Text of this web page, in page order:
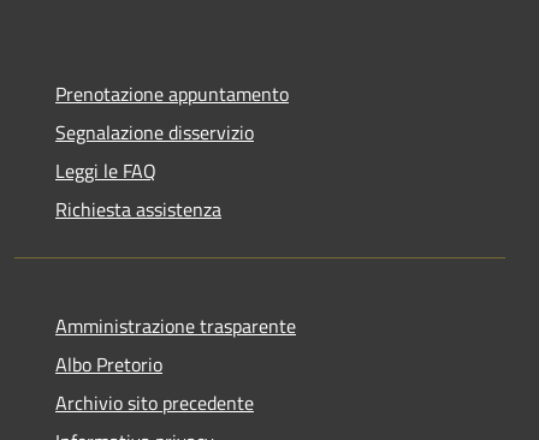
Prenotazione appuntamento
Segnalazione disservizio
Leggi le FAQ
Richiesta assistenza
Amministrazione trasparente
Albo Pretorio
Archivio sito precedente